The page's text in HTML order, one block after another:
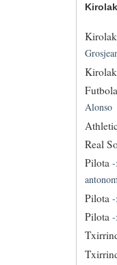
Kirolak
Kirolak
Kirolak
Futbola
Alonso
Athletic
Real
Pilota-
Pilota
Pilota-